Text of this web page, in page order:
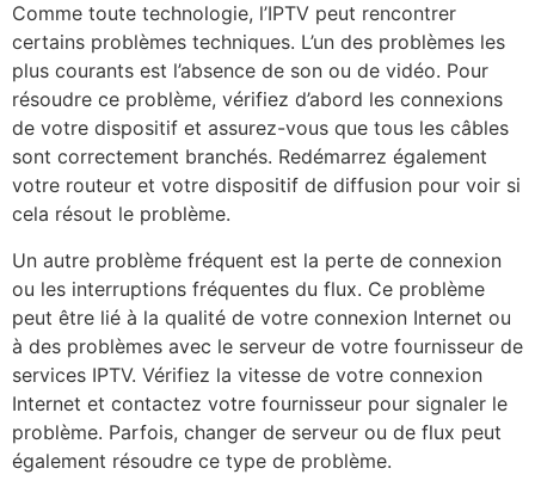
Comme toute technologie, l’IPTV peut rencontrer
certains problèmes techniques. L’un des problèmes les
plus courants est l’absence de son ou de vidéo. Pour
résoudre ce problème, vérifiez d’abord les connexions
de votre dispositif et assurez-vous que tous les câbles
sont correctement branchés. Redémarrez également
votre routeur et votre dispositif de diffusion pour voir si
cela résout le problème.
Un autre problème fréquent est la perte de connexion
ou les interruptions fréquentes du flux. Ce problème
peut être lié à la qualité de votre connexion Internet ou
à des problèmes avec le serveur de votre fournisseur de
services IPTV. Vérifiez la vitesse de votre connexion
Internet et contactez votre fournisseur pour signaler le
problème. Parfois, changer de serveur ou de flux peut
également résoudre ce type de problème.